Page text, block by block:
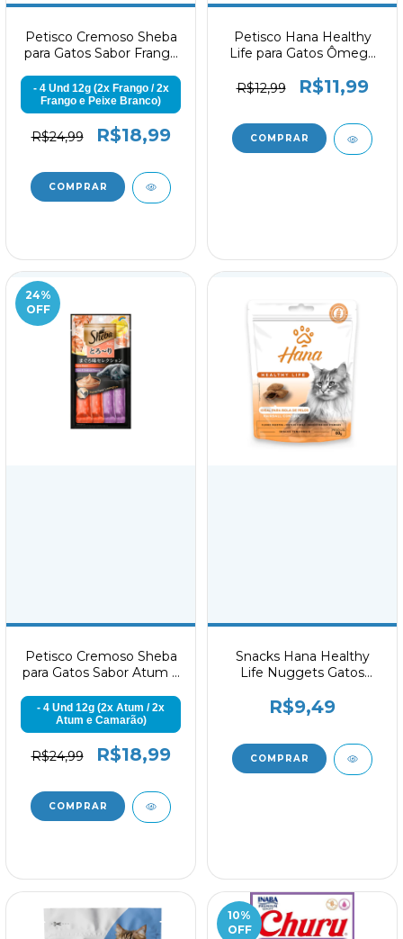
Petisco Cremoso Sheba
para Gatos Sabor Frango
- 4 Und 12g (2x Frango / 2x
Frango e Peixe Branco)
R$24,99 R$18,99
Petisco Hana Healthy
Life para Gatos Ômega
R$12,99
R$11,99
24%
OFF
Petisco Cremoso Sheba
para Gatos Sabor Atum e
- 4 Und 12g (2x Atum / 2x
Atum e Camarão)
R$24,99 R$18,99
Snacks Hana Healthy
Life Nuggets Gatos
R$9,49
10%
OFF